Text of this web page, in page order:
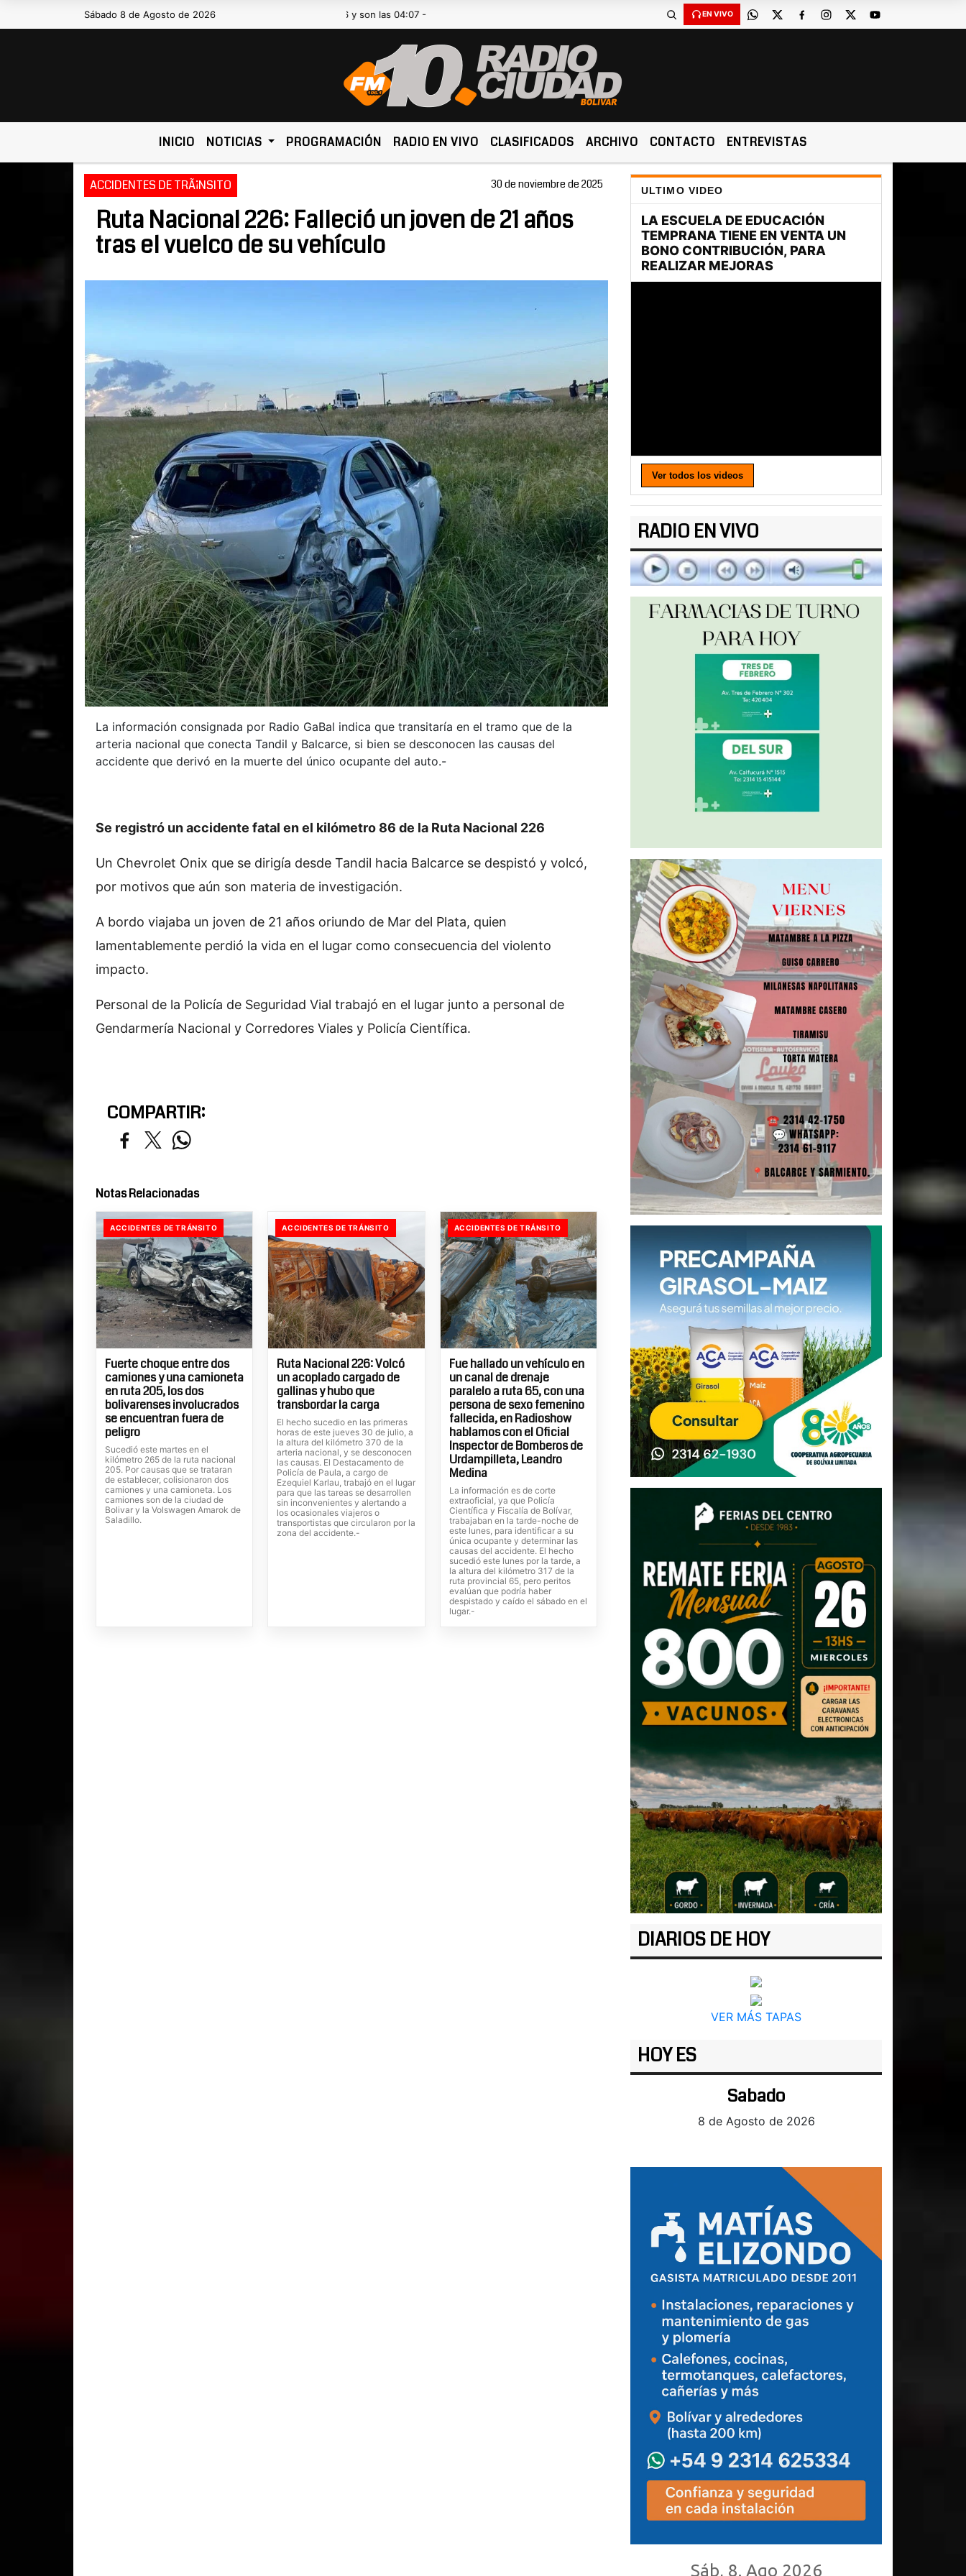
Sábado 8 de Agosto de 2026
Hoy es Sábado 8 de Agosto de 2026 y son las 04:07 - EN VIVO
INICIO NOTICIAS PROGRAMACIÓN RADIO EN VIVO CLASIFICADOS ARCHIVO CONTACTO ENTREVISTAS
ACCIDENTES DE TRÃ¡NSITO 30 de noviembre de 2025
Ruta Nacional 226: Falleció un joven de 21 años
tras el vuelco de su vehículo
La información consignada por Radio GaBal indica que transitaría en el tramo que de la
arteria nacional que conecta Tandil y Balcarce, si bien se desconocen las causas del
accidente que derivó en la muerte del único ocupante del auto.-
Se registró un accidente fatal en el kilómetro 86 de la Ruta Nacional 226
Un Chevrolet Onix que se dirigía desde Tandil hacia Balcarce se despistó y volcó,
por motivos que aún son materia de investigación.
A bordo viajaba un joven de 21 años oriundo de Mar del Plata, quien
lamentablemente perdió la vida en el lugar como consecuencia del violento
impacto.
Personal de la Policía de Seguridad Vial trabajó en el lugar junto a personal de
Gendarmería Nacional y Corredores Viales y Policía Científica.
COMPARTIR:
Notas Relacionadas
ACCIDENTES DE TRÁNSITO
Fuerte choque entre dos
camiones y una camioneta
en ruta 205, los dos
bolivarenses involucrados
se encuentran fuera de
peligro
Sucedió este martes en el
kilómetro 265 de la ruta nacional
205. Por causas que se trataran
de establecer, colisionaron dos
camiones y una camioneta. Los
camiones son de la ciudad de
Bolivar y la Volswagen Amarok de
Saladillo.
ACCIDENTES DE TRÁNSITO
Ruta Nacional 226: Volcó
un acoplado cargado de
gallinas y hubo que
transbordar la carga
El hecho sucedio en las primeras
horas de este jueves 30 de julio, a
la altura del kilómetro 370 de la
arteria nacional, y se desconocen
las causas. El Destacamento de
Policía de Paula, a cargo de
Ezequiel Karlau, trabajó en el lugar
para que las tareas se desarrollen
sin inconvenientes y alertando a
los ocasionales viajeros o
transportistas que circularon por la
zona del accidente.-
ACCIDENTES DE TRÁNSITO
Fue hallado un vehículo en
un canal de drenaje
paralelo a ruta 65, con una
persona de sexo femenino
fallecida, en Radioshow
hablamos con el Oficial
Inspector de Bomberos de
Urdampilleta, Leandro
Medina
La información es de corte
extraoficial, ya que Policía
Científica y Fiscalía de Bolívar,
trabajaban en la tarde-noche de
este lunes, para identificar a su
única ocupante y determinar las
causas del accidente. El hecho
sucedió este lunes por la tarde, a
la altura del kilómetro 317 de la
ruta provincial 65, pero peritos
evalúan que podría haber
despistado y caído el sábado en el
lugar.-
ULTIMO VIDEO
Ver todos los videos
RADIO EN VIVO
DIARIOS DE HOY
VER MÁS TAPAS
HOY ES
Sabado
8 de Agosto de 2026